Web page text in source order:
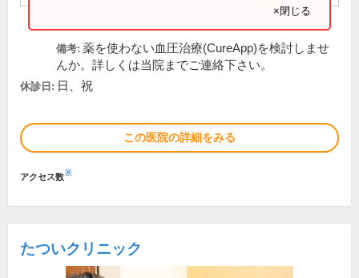
×閉じる
備考: 薬を使わない血圧治療(CureApp)を検討しませ
んか。詳しくは当院までご連絡下さい。
休診日: 日、祝
この医院の詳細をみる
アクセス数※
たついクリニック